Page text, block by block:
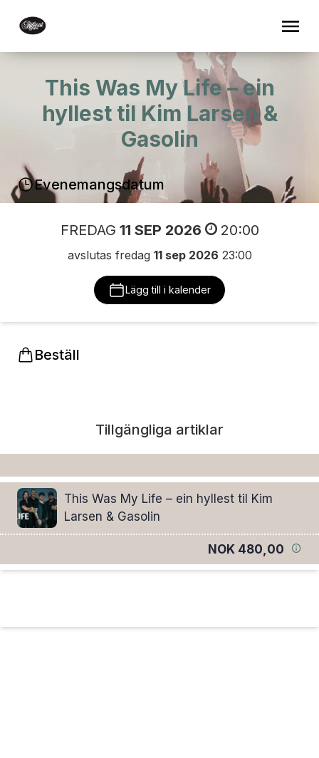
This Was My Life – ein
hyllest til Kim Larsen &
Gasolin
Evenemangsdatum
FREDAG 11 SEP 2026 20:00
avslutas fredag 11 sep 2026 23:00
Lägg till i kalender
Beställ
Tillgängliga artiklar
This Was My Life – ein hyllest til Kim
Larsen & Gasolin
NOK 480,00